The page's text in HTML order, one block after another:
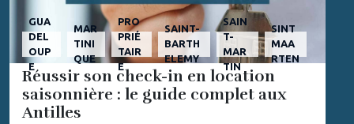
GUA
DEL
OUP
E
MAR
TINI
QUE
PRO
PRIÉ
TAIR
E
SAINT-
BARTH
ELEMY
SAIN
T-
MAR
TIN
SINT
MAA
RTEN
Réussir son check-in en location
saisonnière : le guide complet aux
Antilles